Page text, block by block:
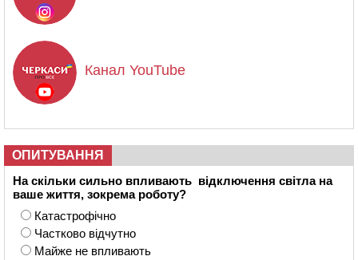
Канал YouTube
ОПИТУВАННЯ
На скільки сильно впливають відключення світла на
ваше життя, зокрема роботу?
Катастрофічно
Частково відчутно
Майже не впливають